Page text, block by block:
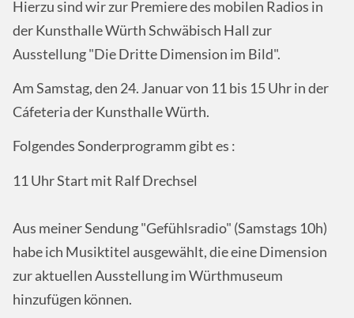
Hierzu sind wir zur Premiere des mobilen Radios in
der Kunsthalle Würth Schwäbisch Hall zur
Ausstellung "Die Dritte Dimension im Bild".
Am Samstag, den 24. Januar von 11 bis 15 Uhr in der
Cáfeteria der Kunsthalle Würth.
Folgendes Sonderprogramm gibt es :
11 Uhr Start mit Ralf Drechsel
Aus meiner Sendung "Gefühlsradio" (Samstags 10h)
habe ich Musiktitel ausgewählt, die eine Dimension
zur aktuellen Ausstellung im Würthmuseum
hinzufügen können.